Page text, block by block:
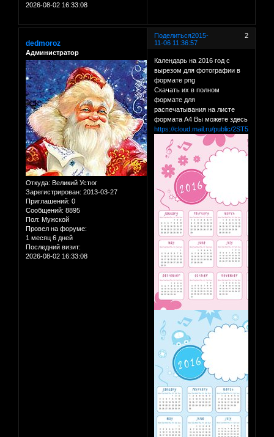
2026-08-02 16:33:08
Поделиться 2
2015-
11-06 11:36:57
dedmoroz
Администратор
Откуда: Великий Устюг
Зарегистрирован: 2013-03-27
Приглашений: 0
Сообщений: 8895
Пол: Мужской
Провел на форуме:
1 месяц 6 дней
Последний визит:
2026-08-02 16:33:08
Календарь на 2016 год с
вырезом для фотографии в
формате png
Скачать их в полном
формате для
распечатывания на листе
формата А4 Вы можете здесь
https://cloud.mail.ru/public/2ST5/